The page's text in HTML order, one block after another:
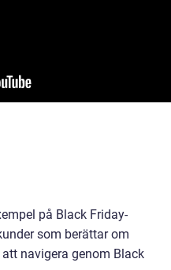
på Black Friday-
som berättar om
navigera genom Black